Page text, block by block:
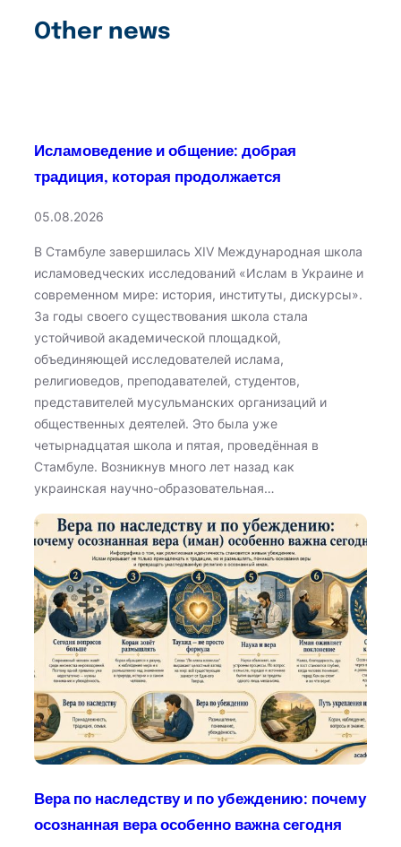
Other news
Исламоведение и общение: добрая
традиция, которая продолжается
05.08.2026
В Стамбуле завершилась XIV Международная школа
исламоведческих исследований «Ислам в Украине и
современном мире: история, институты, дискурсы».
За годы своего существования школа стала
устойчивой академической площадкой,
объединяющей исследователей ислама,
религиоведов, преподавателей, студентов,
представителей мусульманских организаций и
общественных деятелей. Это была уже
четырнадцатая школа и пятая, проведённая в
Стамбуле. Возникнув много лет назад как
украинская научно-образовательная…
Вера по наследству и по убеждению: почему
осознанная вера особенно важна сегодня